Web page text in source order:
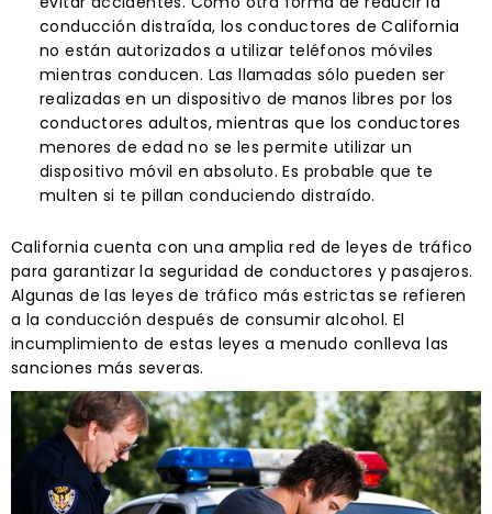
conducción distraída, los conductores de California
no están autorizados a utilizar teléfonos móviles
mientras conducen. Las llamadas sólo pueden ser
realizadas en un dispositivo de manos libres por los
conductores adultos, mientras que los conductores
menores de edad no se les permite utilizar un
dispositivo móvil en absoluto. Es probable que te
multen si te pillan conduciendo distraído.
California cuenta con una amplia red de leyes de tráfico
para garantizar la seguridad de conductores y pasajeros.
Algunas de las leyes de tráfico más estrictas se refieren
a la conducción después de consumir alcohol. El
incumplimiento de estas leyes a menudo conlleva las
sanciones más severas.